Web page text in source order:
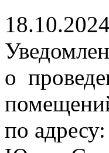
18.10.2024
о
по